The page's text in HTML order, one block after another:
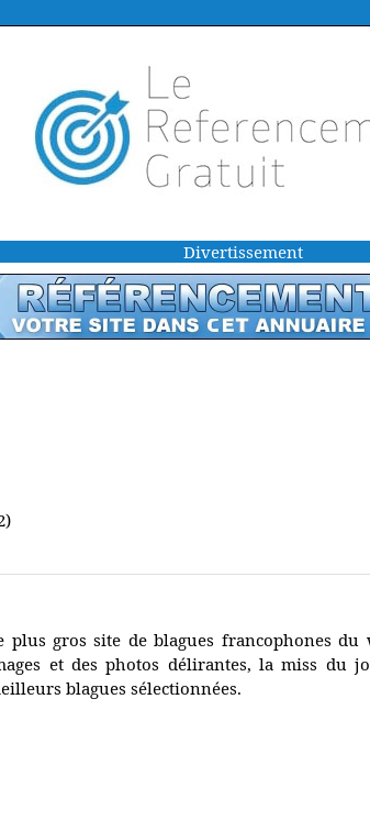
Divertissement
plus gros site de blagues francophones du
et des photos délirantes, la miss du
blagues sélectionnées.